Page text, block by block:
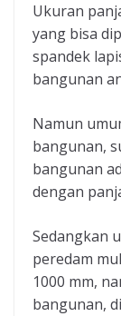
Ukuran
yang bisa
spandek
bangunan
Namun
bangunan,
bangunan
dengan
Sedangkan
peredam
1000 mm,
bangunan,